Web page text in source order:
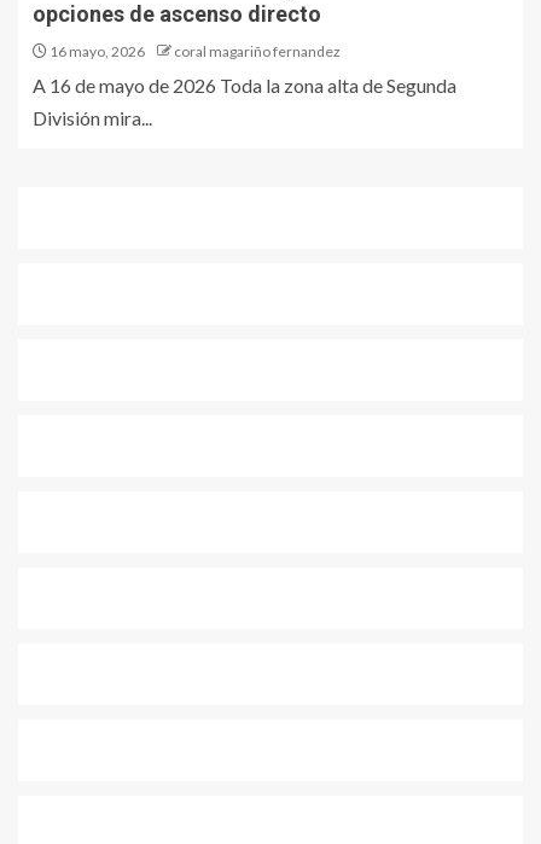
opciones de ascenso directo
16 mayo, 2026 coral magariño fernandez
A 16 de mayo de 2026 Toda la zona alta de Segunda
División mira...